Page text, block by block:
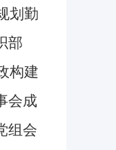
划勤
部
构建
会成
组会